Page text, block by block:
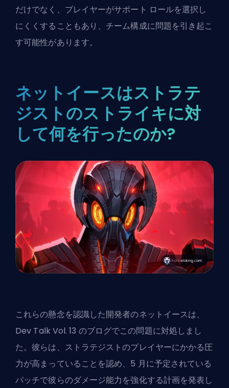
だけでなく、プレイヤーがサポート ロールを選択し
にくくすることもあり、チーム構成に問題を引き起こ
す可能性があります。
ネットイースはストラテ
ジストのストライキに対
して何を行ったのか?
これらの懸念を認識した開発者のネットイースは、
Dev Talk Vol. 13 のブログでこの問題に対処しまし
た。彼らは、ストラテジストのプレイヤーにかかる圧
力が高まっていることを認め、5 月に予定されている
パッチで彼らのダメージ能力を強化する計画を発表し